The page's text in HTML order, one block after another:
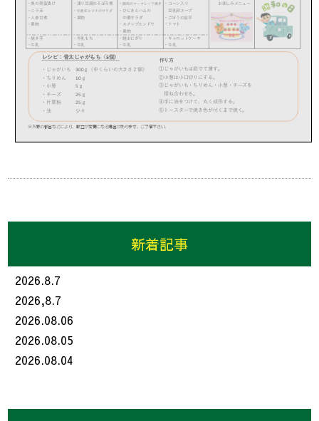
新着記事
2026.8.7
2026,8.7
2026.08.06
2026.08.05
2026.08.04